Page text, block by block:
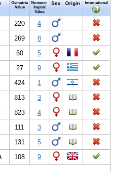
Gematria
Value
Numero-
logical
Value
Sex Origin International
220
4
269
8
50
5
27
9
424
1
813
3
823
4
111
3
131
5
108 9